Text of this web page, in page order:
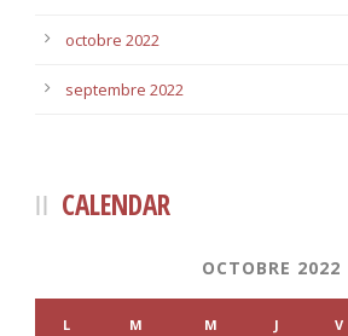
octobre 2022
septembre 2022
CALENDAR
OCTOBRE 2022
L M M J V